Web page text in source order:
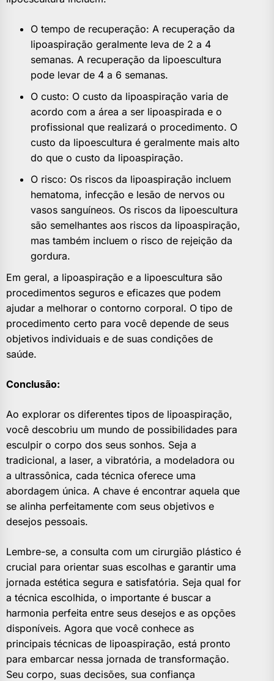
O tempo de recuperação: A recuperação da
lipoaspiração geralmente leva de 2 a 4
semanas. A recuperação da lipoescultura
pode levar de 4 a 6 semanas.
O custo: O custo da lipoaspiração varia de
acordo com a área a ser lipoaspirada e o
profissional que realizará o procedimento. O
custo da lipoescultura é geralmente mais alto
do que o custo da lipoaspiração.
O risco: Os riscos da lipoaspiração incluem
hematoma, infecção e lesão de nervos ou
vasos sanguíneos. Os riscos da lipoescultura
são semelhantes aos riscos da lipoaspiração,
mas também incluem o risco de rejeição da
gordura.
Em geral, a lipoaspiração e a lipoescultura são
procedimentos seguros e eficazes que podem
ajudar a melhorar o contorno corporal. O tipo de
procedimento certo para você depende de seus
objetivos individuais e de suas condições de
saúde.
Conclusão:
Ao explorar os diferentes tipos de lipoaspiração,
você descobriu um mundo de possibilidades para
esculpir o corpo dos seus sonhos. Seja a
tradicional, a laser, a vibratória, a modeladora ou
a ultrassônica, cada técnica oferece uma
abordagem única. A chave é encontrar aquela que
se alinha perfeitamente com seus objetivos e
desejos pessoais.
Lembre-se, a consulta com um cirurgião plástico é
crucial para orientar suas escolhas e garantir uma
jornada estética segura e satisfatória. Seja qual for
a técnica escolhida, o importante é buscar a
harmonia perfeita entre seus desejos e as opções
disponíveis. Agora que você conhece as
principais técnicas de lipoaspiração, está pronto
para embarcar nessa jornada de transformação.
Seu corpo, suas decisões, sua confiança